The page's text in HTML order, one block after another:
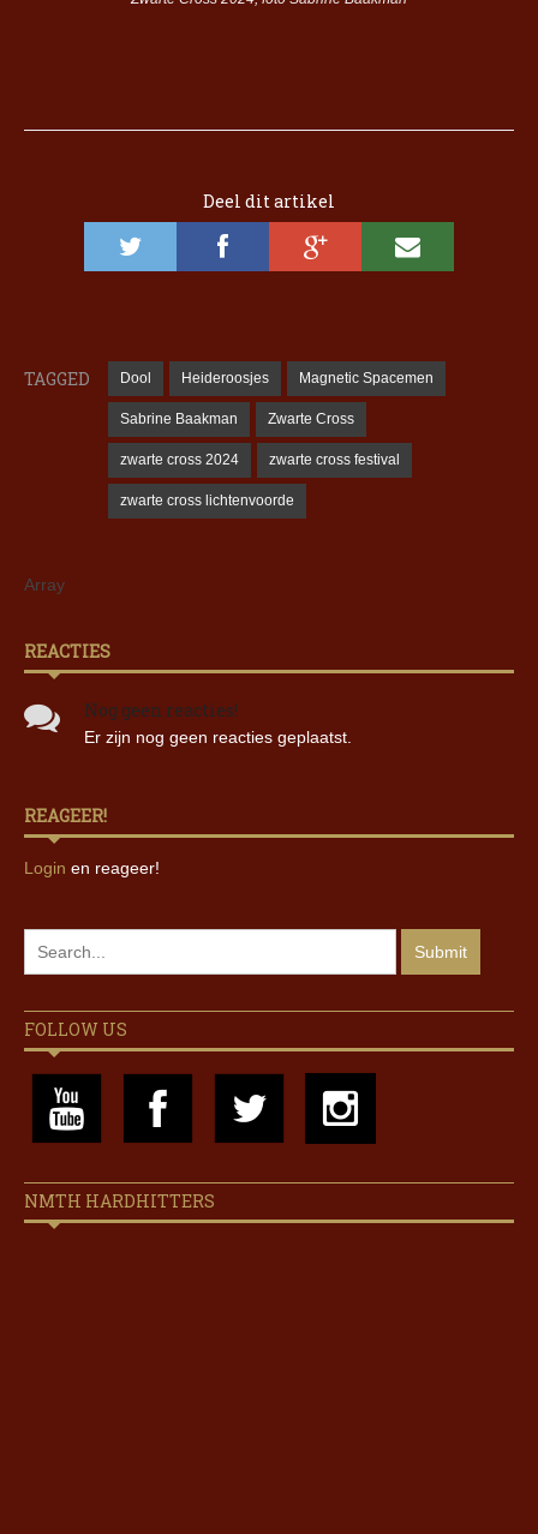
Deel dit artikel
TAGGED Dool Heideroosjes Magnetic Spacemen
Sabrine Baakman Zwarte Cross
zwarte cross 2024 zwarte cross festival
zwarte cross lichtenvoorde
Array
REACTIES
Nog geen reacties!
Er zijn nog geen reacties geplaatst.
REAGEER!
Login en reageer!
FOLLOW US
NMTH HARDHITTERS